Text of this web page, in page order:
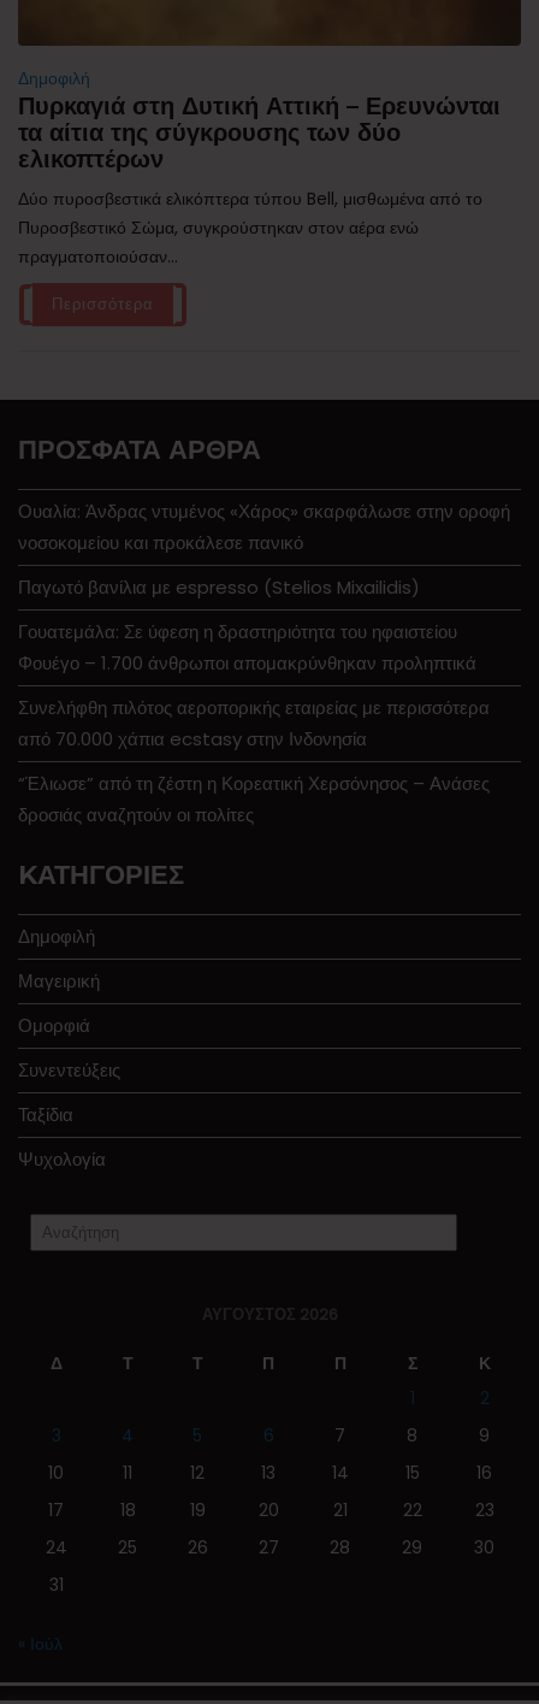
Δημοφιλή
Πυρκαγιά στη Δυτική Αττική – Ερευνώνται
τα αίτια της σύγκρουσης των δύο
ελικοπτέρων
Δύο πυροσβεστικά ελικόπτερα τύπου Bell, μισθωμένα από το
Πυροσβεστικό Σώμα, συγκρούστηκαν στον αέρα ενώ
πραγματοποιούσαν...
Περισσότερα
ΠΡΌΣΦΑΤΑ ΆΡΘΡΑ
Ουαλία: Άνδρας ντυμένος «Χάρος» σκαρφάλωσε στην οροφή
νοσοκομείου και προκάλεσε πανικό
Παγωτό βανίλια με espresso (Stelios Mixailidis)
Γουατεμάλα: Σε ύφεση η δραστηριότητα του ηφαιστείου
Φουέγο – 1.700 άνθρωποι απομακρύνθηκαν προληπτικά
Συνελήφθη πιλότος αεροπορικής εταιρείας με περισσότερα
από 70.000 χάπια ecstasy στην Ινδονησία
“Έλιωσε” από τη ζέστη η Κορεατική Χερσόνησος – Ανάσες
δροσιάς αναζητούν οι πολίτες
KΑΤΗΓΟΡΊΕΣ
Δημοφιλή
Μαγειρική
Ομορφιά
Συνεντεύξεις
Ταξίδια
Ψυχολογία
ΑΎΓΟΥΣΤΟΣ 2026
Δ Τ Τ Π Π Σ
Κ
1
2
3
4 5 6 7 8
9
10
11 12 13 14 15
16
17
18 19 20 21 22
23
24
25 26 27 28 29
30
31
« Ιούλ